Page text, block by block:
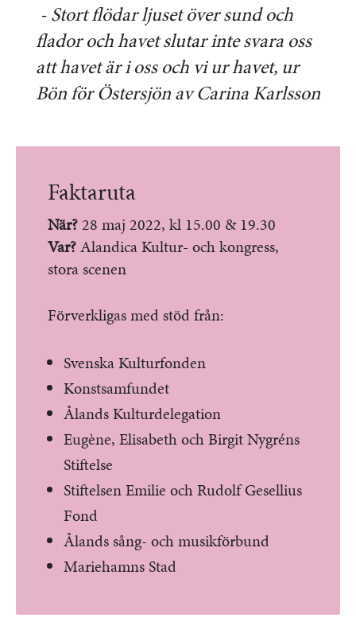
- Stort flödar ljuset över sund och
flador och havet slutar inte svara oss
att havet är i oss och vi ur havet, ur
Bön för Östersjön av Carina Karlsson
Faktaruta
När?28 maj 2022, kl 15.00 & 19.30
Var?Alandica Kultur- och kongress,
stora scenen
Förverkligas med stöd från:
Svenska Kulturfonden
Konstsamfundet
Ålands Kulturdelegation
Eugène, Elisabeth och Birgit Nygréns
Stiftelse
Stiftelsen Emilie och Rudolf Gesellius
Fond
Ålands sång- och musikförbund
Mariehamns Stad